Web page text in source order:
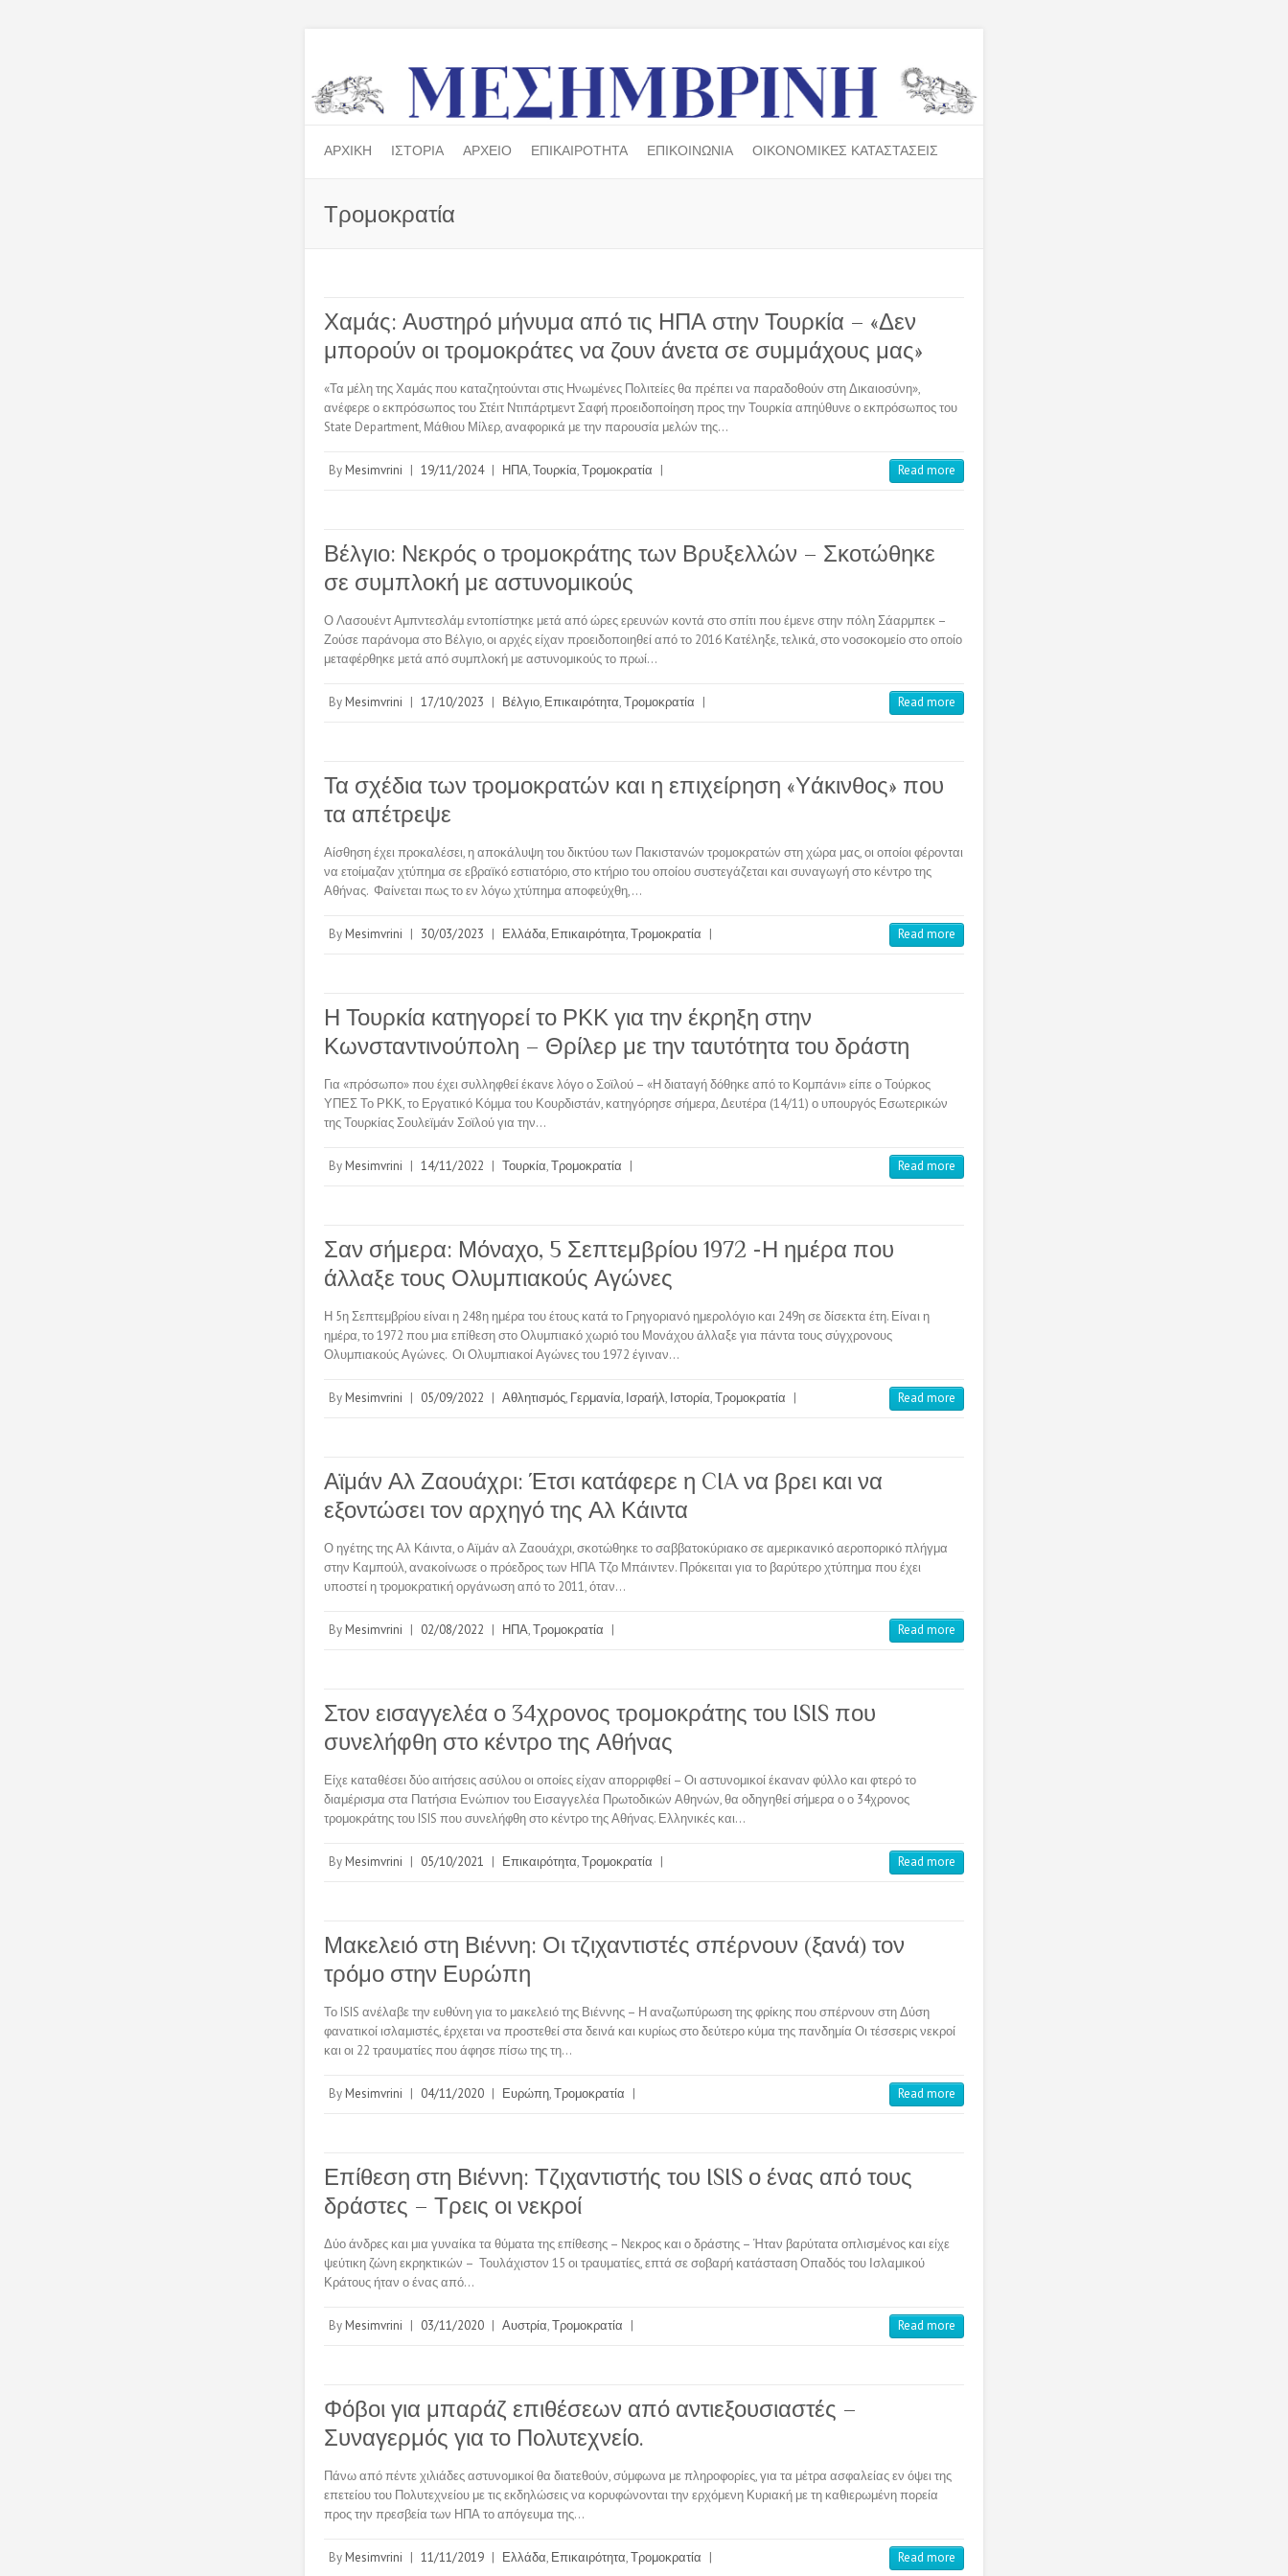
ΑΡΧΙΚΗ ΙΣΤΟΡΙΑ ΑΡΧΕΙΟ ΕΠΙΚΑΙΡΟΤΗΤΑ ΕΠΙΚΟΙΝΩΝΙΑ ΟΙΚΟΝΟΜΙΚΕΣ ΚΑΤΑΣΤΑΣΕΙΣ
Τρομοκρατία
Χαμάς: Αυστηρό μήνυμα από τις ΗΠΑ στην Τουρκία – «Δεν
μπορούν οι τρομοκράτες να ζουν άνετα σε συμμάχους μας»
«Τα μέλη της Χαμάς που καταζητούνται στις Ηνωμένες Πολιτείες θα πρέπει να παραδοθούν στη Δικαιοσύνη»,
ανέφερε ο εκπρόσωπος του Στέιτ Ντιπάρτμεντ Σαφή προειδοποίηση προς την Τουρκία απηύθυνε ο εκπρόσωπος του
State Department, Μάθιου Μίλερ, αναφορικά με την παρουσία μελών της…
By Mesimvrini | 19/11/2024 | ΗΠΑ,Τουρκία,Τρομοκρατία | Read more
Βέλγιο: Νεκρός ο τρομοκράτης των Βρυξελλών – Σκοτώθηκε
σε συμπλοκή με αστυνομικούς
Ο Λασουέντ Αμπντεσλάμ εντοπίστηκε μετά από ώρες ερευνών κοντά στο σπίτι που έμενε στην πόλη Σάαρμπεκ –
Ζούσε παράνομα στο Βέλγιο, οι αρχές είχαν προειδοποιηθεί από το 2016 Κατέληξε, τελικά, στο νοσοκομείο στο οποίο
μεταφέρθηκε μετά από συμπλοκή με αστυνομικούς το πρωί…
By Mesimvrini | 17/10/2023 | Βέλγιο, Επικαιρότητα,Τρομοκρατία | Read more
Τα σχέδια των τρομοκρατών και η επιχείρηση «Υάκινθος» που
τα απέτρεψε
Αίσθηση έχει προκαλέσει, η αποκάλυψη του δικτύου των Πακιστανών τρομοκρατών στη χώρα μας, οι οποίοι φέρονται
να ετοίμαζαν χτύπημα σε εβραϊκό εστιατόριο, στο κτήριο του οποίου συστεγάζεται και συναγωγή στο κέντρο της
Αθήνας. Φαίνεται πως το εν λόγω χτύπημα αποφεύχθη,…
By Mesimvrini | 30/03/2023 | Ελλάδα, Επικαιρότητα,Τρομοκρατία | Read more
Η Τουρκία κατηγορεί το ΡΚΚ για την έκρηξη στην
Κωνσταντινούπολη – Θρίλερ με την ταυτότητα του δράστη
Για «πρόσωπο» που έχει συλληφθεί έκανε λόγο ο Σοϊλού – «Η διαταγή δόθηκε από το Κομπάνι» είπε ο Τούρκος
ΥΠΕΣ Το ΡΚΚ, το Εργατικό Κόμμα του Κουρδιστάν, κατηγόρησε σήμερα, Δευτέρα (14/11) ο υπουργός Εσωτερικών
της Τουρκίας Σουλεϊμάν Σοϊλού για την…
By Mesimvrini | 14/11/2022 | Τουρκία,Τρομοκρατία | Read more
Σαν σήμερα: Μόναχο, 5 Σεπτεμβρίου 1972 -Η ημέρα που
άλλαξε τους Ολυμπιακούς Αγώνες
Η 5η Σεπτεμβρίου είναι η 248η ημέρα του έτους κατά το Γρηγοριανό ημερολόγιο και 249η σε δίσεκτα έτη. Είναι η
ημέρα, το 1972 που μια επίθεση στο Ολυμπιακό χωριό του Μονάχου άλλαξε για πάντα τους σύγχρονους
Ολυμπιακούς Αγώνες. Οι Ολυμπιακοί Αγώνες του 1972 έγιναν…
By Mesimvrini | 05/09/2022 | Αθλητισμός, Γερμανία, Ισραήλ, Ιστορία,Τρομοκρατία | Read more
Αϊμάν Αλ Ζαουάχρι: Έτσι κατάφερε η CIA να βρει και να
εξοντώσει τον αρχηγό της Αλ Κάιντα
Ο ηγέτης της Αλ Κάιντα, ο Αϊμάν αλ Ζαουάχρι, σκοτώθηκε το σαββατοκύριακο σε αμερικανικό αεροπορικό πλήγμα
στην Καμπούλ, ανακοίνωσε ο πρόεδρος των ΗΠΑ Τζο Μπάιντεν. Πρόκειται για το βαρύτερο χτύπημα που έχει
υποστεί η τρομοκρατική οργάνωση από το 2011, όταν…
By Mesimvrini | 02/08/2022 | ΗΠΑ,Τρομοκρατία | Read more
Στον εισαγγελέα ο 34χρονος τρομοκράτης του ISIS που
συνελήφθη στο κέντρο της Αθήνας
Είχε καταθέσει δύο αιτήσεις ασύλου οι οποίες είχαν απορριφθεί – Οι αστυνομικοί έκαναν φύλλο και φτερό το
διαμέρισμα στα Πατήσια Ενώπιον του Εισαγγελέα Πρωτοδικών Αθηνών, θα οδηγηθεί σήμερα ο ο 34χρονος
τρομοκράτης του ISIS που συνελήφθη στο κέντρο της Αθήνας. Ελληνικές και…
By Mesimvrini | 05/10/2021 | Επικαιρότητα,Τρομοκρατία | Read more
Μακελειό στη Βιέννη: Οι τζιχαντιστές σπέρνουν (ξανά) τον
τρόμο στην Ευρώπη
Το ISIS ανέλαβε την ευθύνη για το μακελειό της Βιέννης – Η αναζωπύρωση της φρίκης που σπέρνουν στη Δύση
φανατικοί ισλαμιστές, έρχεται να προστεθεί στα δεινά και κυρίως στο δεύτερο κύμα της πανδημία Οι τέσσερις νεκροί
και οι 22 τραυματίες που άφησε πίσω της τη…
By Mesimvrini | 04/11/2020 | Ευρώπη,Τρομοκρατία | Read more
Επίθεση στη Βιέννη: Τζιχαντιστής του ISIS ο ένας από τους
δράστες – Τρεις οι νεκροί
Δύο άνδρες και μια γυναίκα τα θύματα της επίθεσης – Νεκρος και ο δράστης – Ήταν βαρύτατα οπλισμένος και είχε
ψεύτικη ζώνη εκρηκτικών – Τουλάχιστον 15 οι τραυματίες, επτά σε σοβαρή κατάσταση Οπαδός του Ισλαμικού
Κράτους ήταν ο ένας από…
By Mesimvrini | 03/11/2020 | Αυστρία,Τρομοκρατία | Read more
Φόβοι για μπαράζ επιθέσεων από αντιεξουσιαστές –
Συναγερμός για το Πολυτεχνείο.
Πάνω από πέντε χιλιάδες αστυνομικοί θα διατεθούν, σύμφωνα με πληροφορίες, για τα μέτρα ασφαλείας εν όψει της
επετείου του Πολυτεχνείου με τις εκδηλώσεις να κορυφώνονται την ερχόμενη Κυριακή με τη καθιερωμένη πορεία
προς την πρεσβεία των ΗΠΑ το απόγευμα της…
By Mesimvrini | 11/11/2019 | Ελλάδα, Επικαιρότητα,Τρομοκρατία | Read more